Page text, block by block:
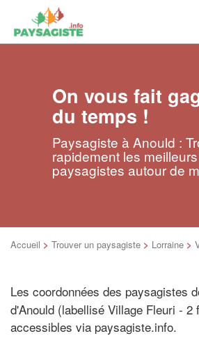
On vous fait
du temps !
Paysagiste à Anould :
rapidement les meilleurs
paysagistes autour de
Accueil > Trouver un paysagiste > Lorraine >
Les coordonnées des paysagistes
d'Anould (labellisé Village Fleuri - 2
accessibles via paysagiste.info.